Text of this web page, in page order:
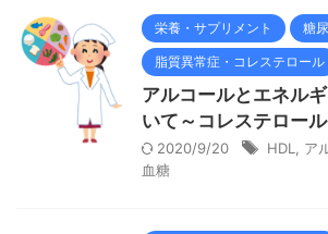
栄養・サプリメント 糖
脂質異常症・コレステロール
アルコールとエネル
いて～コレステロー
2020/9/20 HDL ア
血糖